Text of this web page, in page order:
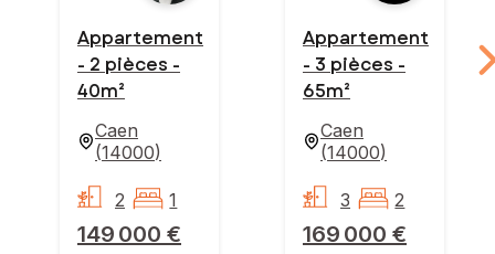
Appartement
- 2 pièces -
40m²
Caen
(14000)
149 000 €
2 1
Appartement
- 3 pièces -
65m²
Caen
(14000)
169 000 €
3 2